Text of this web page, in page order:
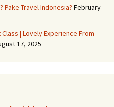
Pake Travel Indonesia? February
| Lovely Experience From
17, 2025